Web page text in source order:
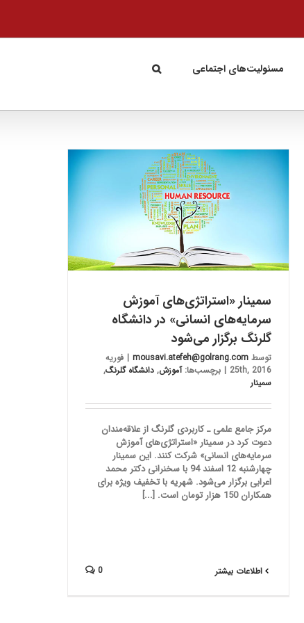
مسئولیت‌های اجتماعی
سمینار «بازاریابی و فروش با عملکرد بالا» با
سخنرانی برایان تریسی برگزار شد
کسب و کار
سمینار «استراتژی‌های آموزش
سرمایه‌های انسانی» در دانشگاه
گلرنگ برگزار می‌شود
توسط mousavi.atefeh@golrang.com
| فوریه
25th, 2016
| برچسب‌ها:آموزش, دانشگاه گلرنگ,
سمینار
مرکز جامع علمی ـ کاربردی گلرنگ از علاقه‌مندان
دعوت کرد در سمینار «استراتژی‌های آموزش
سرمایه‌های انسانی» شرکت کنند. این سمینار
چهارشنبه 12 اسفند 94 با سخنرانی دکتر محمد
اعرابی برگزار می‌شود. شهریه با تخفیف ویژه برای
همکاران 150 هزار تومان است. [...]
اطلاعات بیشتر 0